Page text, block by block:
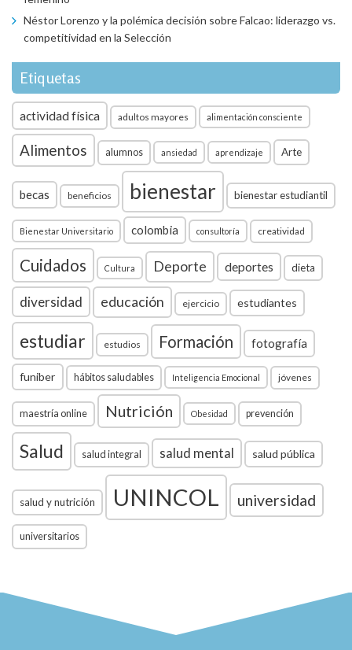
Néstor Lorenzo y la polémica decisión sobre Falcao: liderazgo vs.
competitividad en la Selección
Etiquetas
actividad física adultos mayores alimentación consciente
Alimentos alumnos ansiedad aprendizaje Arte
becas beneficios bienestar bienestar estudiantil
Bienestar Universitario colombia consultoría creatividad
Cuidados Cultura Deporte deportes dieta
diversidad educación ejercicio estudiantes
estudiar estudios Formación fotografía
funiber hábitos saludables Inteligencia Emocional jóvenes
maestría online Nutrición Obesidad prevención
Salud salud integral salud mental salud pública
salud y nutrición UNINCOL universidad
universitarios